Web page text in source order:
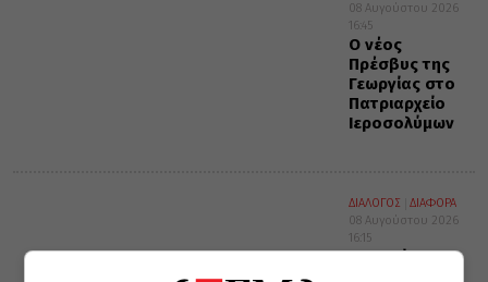
08 Αυγούστου 2026
16:45
Ο νέος
Πρέσβυς της
Γεωργίας στο
Πατριαρχείο
Ιεροσολύμων
ΔΙΑΛΟΓΟΣ
ΔΙΑΦΟΡΑ
08 Αυγούστου 2026
16:15
Η συνείδηση